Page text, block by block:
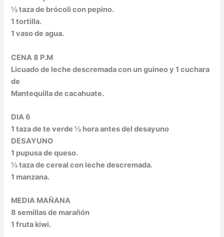
½ taza de brócoli con pepino.
1 tortilla.
1 vaso de agua.
CENA 8 P.M
Licuado de leche descremada con un guineo y 1 cuchara
de
Mantequilla de cacahuate.
DIA 6
1 taza de te verde ½ hora antes del desayuno
DESAYUNO
1 pupusa de queso.
½ taza de cereal con leche descremada.
1 manzana.
MEDIA MAÑANA
8 semillas de marañón
1 fruta kiwi.